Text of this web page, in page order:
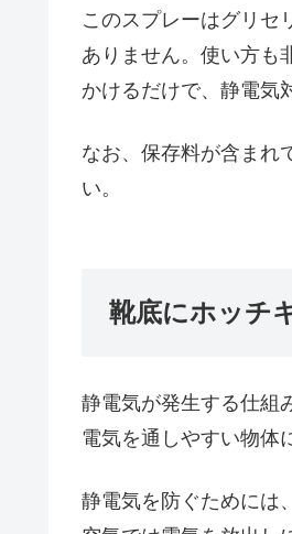
このスプレーはグリセ
ありません。使い方も
かけるだけで、静電気
なお、保存料が含まれ
い。
靴底にホッチ
静電気が発生する仕組
電気を通しやすい物体
静電気を防ぐためには